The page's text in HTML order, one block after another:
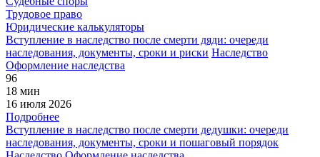
Трудовое право
Юридические калькуляторы
Вступление в наследство после смерти дяди: очереди
наследования, документы, сроки и риски Наследство
Оформление наследства
96
18 мин
16 июля 2026
Подробнее
Вступление в наследство после смерти дедушки: очереди
наследования, документы, сроки и пошаговый порядок